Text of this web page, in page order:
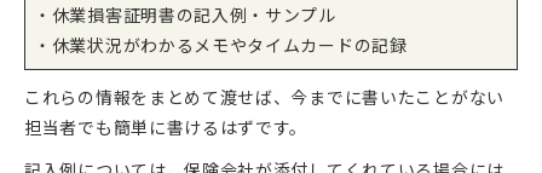
・休業損害証明書の記入例・サンプル
・休業状況がわかるメモやタイムカードの記録
これらの情報をまとめて渡せば、今までに書いたことがない
担当者でも簡単に書けるはずです。